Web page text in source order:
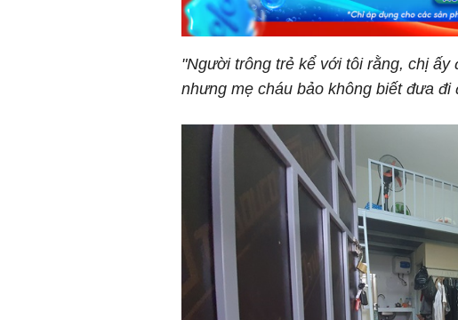
"Người trông trẻ kể với tôi rằng, chị ấy
nhưng mẹ cháu bảo không biết đưa đi